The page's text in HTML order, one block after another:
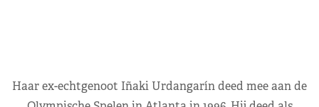
Haar ex-echtgenoot Iñaki Urdangarín deed mee aan de